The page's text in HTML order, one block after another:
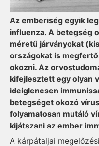
Az emberiség egyik
influenza. A betegség
méretű járványokat
országokat is
okozni. Az
kifejlesztett egy olyan
ideiglenesen
betegséget okozó
folyamatosan mutáló
kijátszani az ember
A kárpátaljai